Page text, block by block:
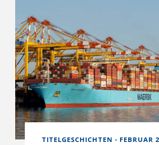
TITELGESCHICHTEN - FEBRUAR